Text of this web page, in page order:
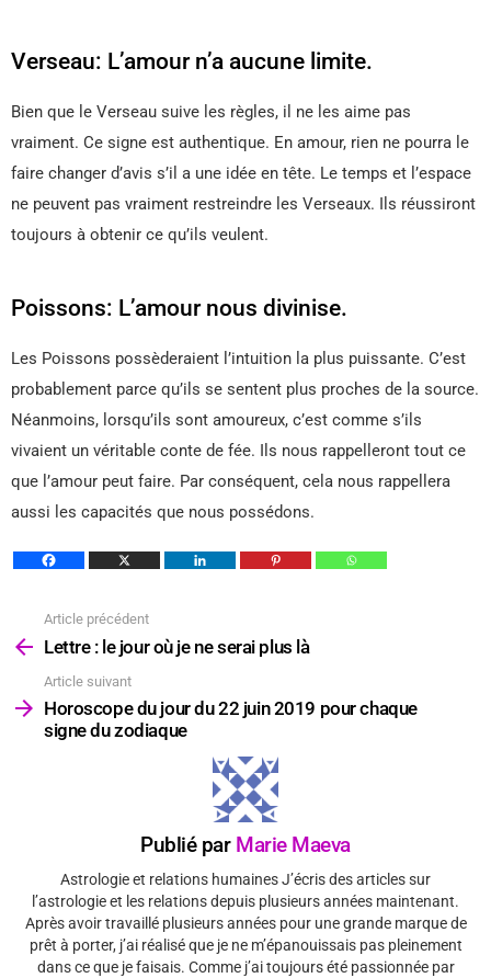
Verseau: L’amour n’a aucune limite.
Bien que le Verseau suive les règles, il ne les aime pas
vraiment. Ce signe est authentique. En amour, rien ne pourra le
faire changer d’avis s’il a une idée en tête. Le temps et l’espace
ne peuvent pas vraiment restreindre les Verseaux. Ils réussiront
toujours à obtenir ce qu’ils veulent.
Poissons: L’amour nous divinise.
Les Poissons possèderaient l’intuition la plus puissante. C’est
probablement parce qu’ils se sentent plus proches de la source.
Néanmoins, lorsqu’ils sont amoureux, c’est comme s’ils
vivaient un véritable conte de fée. Ils nous rappelleront tout ce
que l’amour peut faire. Par conséquent, cela nous rappellera
aussi les capacités que nous possédons.
plus
Article précédent
Lettre : le jour où je ne serai plus là
Article suivant
Horoscope du jour du 22 juin 2019 pour chaque
signe du zodiaque
Publié par Marie Maeva
Astrologie et relations humaines J’écris des articles sur
l’astrologie et les relations depuis plusieurs années maintenant.
Après avoir travaillé plusieurs années pour une grande marque de
prêt à porter, j’ai réalisé que je ne m’épanouissais pas pleinement
dans ce que je faisais. Comme j’ai toujours été passionnée par